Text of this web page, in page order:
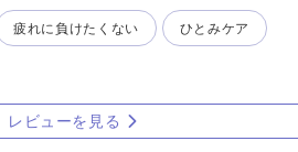
忘れ防止にもなり、1日頑張ってくれ
としてブルーベリーアイを愛飲してい
疲れに負けたくない ひとみケア
レビューを見る